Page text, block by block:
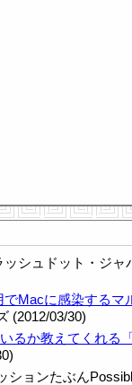
ッシュドット・ジャ
Macに感染するマ
(2012/03/30)
るか教えてくれる
ションたぶん